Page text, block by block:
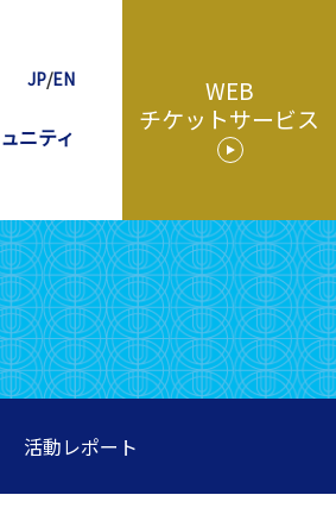
活動レポート
JP/EN
ニティ
WEB
チケットサービス